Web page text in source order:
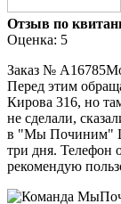
Отзыв по
Оценка: 5
Заказ №
Перед этим
Кирова 316, но
не сделали,
в "Мы Починим"
три дня. Телефон
рекомендую